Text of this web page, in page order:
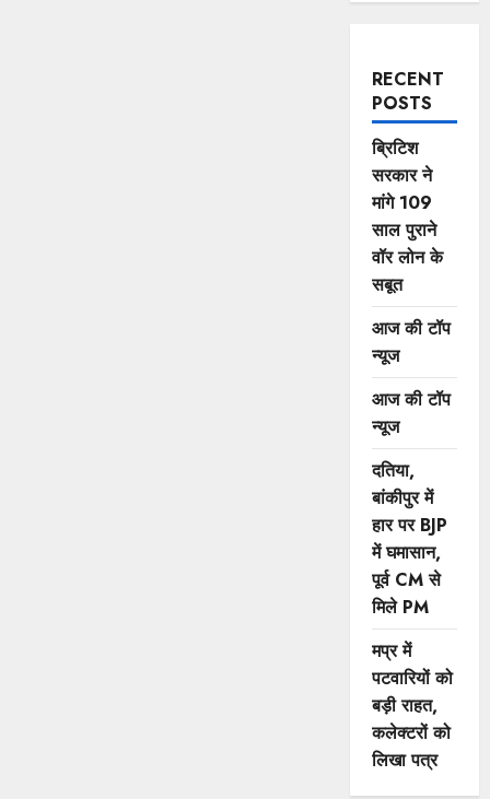
RECENT
POSTS
ब्रिटिश
सरकार ने
मांगे 109
साल पुराने
वॉर लोन के
सबूत
आज की टॉप
न्यूज
आज की टॉप
न्यूज
दतिया,
बांकीपुर में
हार पर BJP
में घमासान,
पूर्व CM से
मिले PM
मप्र में
पटवारियों को
बड़ी राहत,
कलेक्टरों को
लिखा पत्र